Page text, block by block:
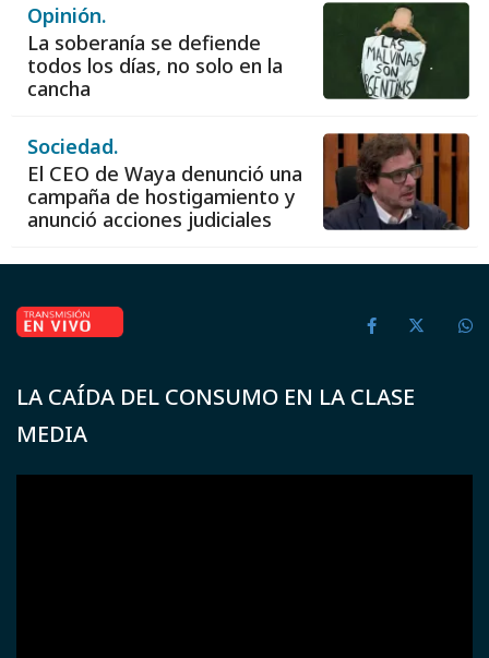
Opinión.
La soberanía se defiende
todos los días, no solo en la
cancha
Sociedad.
El CEO de Waya denunció una
campaña de hostigamiento y
anunció acciones judiciales
LA CAÍDA DEL CONSUMO EN LA CLASE
MEDIA